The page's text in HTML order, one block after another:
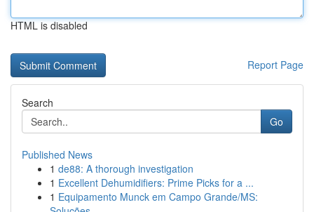
HTML is disabled
Report Page
Search
Go
Published News
1 de88: A thorough investigation
1 Excellent Dehumidifiers: Prime Picks for a ...
1 Equipamento Munck em Campo Grande/MS: